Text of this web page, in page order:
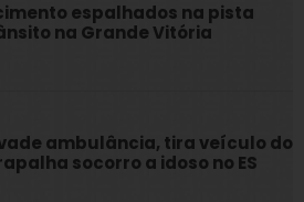
espalhados na pista
na Grande Vitória
ambulância, tira veículo do
socorro a idoso no ES